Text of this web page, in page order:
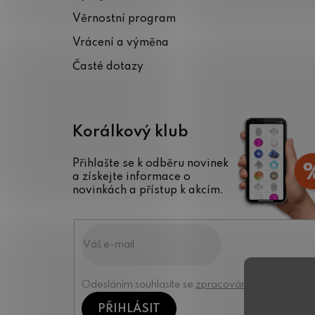
Věrnostní program
Vrácení a výměna
Časté dotazy
Korálkový klub
Přihlašte se k odběru novinek
a získejte informace o
novinkách a přístup k akcím.
Odesláním souhlasíte se zpracováním osobních
PŘIHLÁSIT